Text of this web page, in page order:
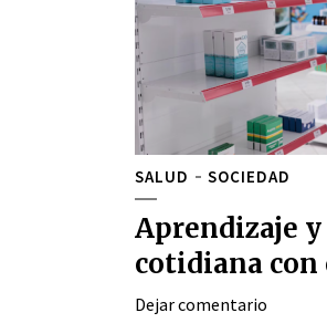
SALUD SOCIEDAD
Aprendizaje
cotidiana
Dejar comentario